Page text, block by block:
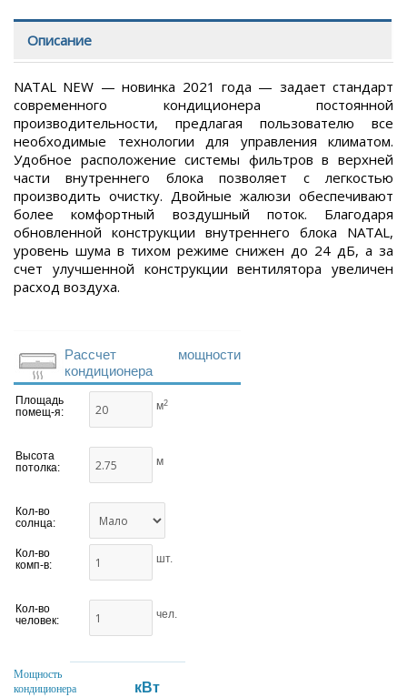
Описание
NATAL NEW — новинка 2021 года — задает стандарт
современного кондиционера постоянной
производительности, предлагая пользователю все
необходимые технологии для управления климатом.
Удобное расположение системы фильтров в верхней
части внутреннего блока позволяет с легкостью
производить очистку. Двойные жалюзи обеспечивают
более комфортный воздушный поток. Благодаря
обновленной конструкции внутреннего блока NATAL,
уровень шума в тихом режиме снижен до 24 дБ, а за
счет улучшенной конструкции вентилятора увеличен
расход воздуха.
Рассчет мощности
кондиционера
Площадь
помещ-я:
м2
Высота
потолка:
м
Кол-во
солнца:
Кол-во
комп-в:
шт.
Кол-во
человек:
чел.
Мощность
кондиционера
кВт